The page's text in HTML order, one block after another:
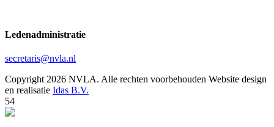
Ledenadministratie
secretaris@nvla.nl
Copyright 2026 NVLA. Alle rechten voorbehouden Website design
en realisatie Idas B.V.
54